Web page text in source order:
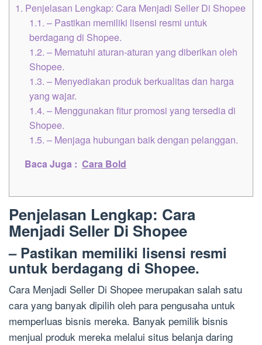
1. Penjelasan Lengkap: Cara Menjadi Seller Di Shopee
1.1. – Pastikan memiliki lisensi resmi untuk
berdagang di Shopee.
1.2. – Mematuhi aturan-aturan yang diberikan oleh
Shopee.
1.3. – Menyediakan produk berkualitas dan harga
yang wajar.
1.4. – Menggunakan fitur promosi yang tersedia di
Shopee.
1.5. – Menjaga hubungan baik dengan pelanggan.
Baca Juga : Cara Bold
Penjelasan Lengkap: Cara
Menjadi Seller Di Shopee
– Pastikan memiliki lisensi resmi
untuk berdagang di Shopee.
Cara Menjadi Seller Di Shopee merupakan salah satu
cara yang banyak dipilih oleh para pengusaha untuk
memperluas bisnis mereka. Banyak pemilik bisnis
menjual produk mereka melalui situs belanja daring